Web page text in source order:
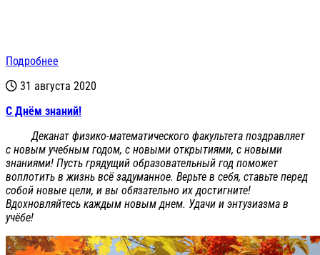
Подробнее
31 августа 2020
С Днём знаний!
Деканат физико-математического факультета поздравляет
с новым учебным годом, с новыми открытиями, с новыми
знаниями! Пусть грядущий образовательный год поможет
воплотить в жизнь всё задуманное. Верьте в себя, ставьте перед
собой новые цели, и вы обязательно их достигните!
Вдохновляйтесь каждым новым днем. Удачи и энтузиазма в
учёбе!